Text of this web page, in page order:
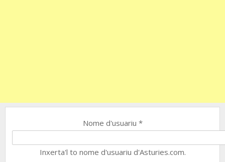
Nome d'usuariu *
Inxerta'l to nome d'usuariu d'Asturies.com.